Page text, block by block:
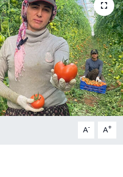
A- A+